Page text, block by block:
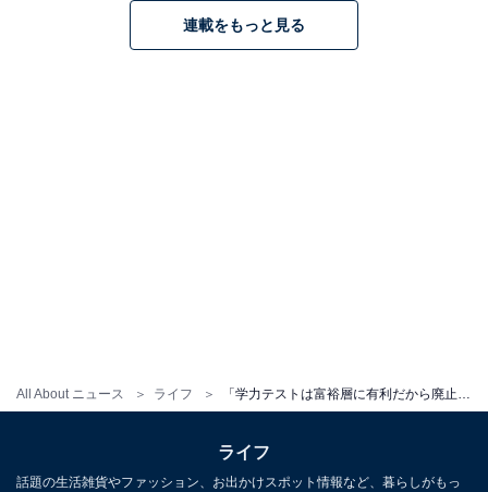
All About ニュース ライフ
しかし、この「正義」が裏目に出ます。学力テストとい
連載をもっと見る
ライフ
話題の生活雑貨やファッション、お出かけスポット情報など、暮らしがもっ